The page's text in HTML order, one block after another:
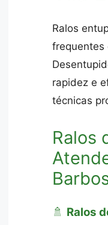
Ralos
frequentes
rapidez e
técnicas
Ralos
🚿 Ralos